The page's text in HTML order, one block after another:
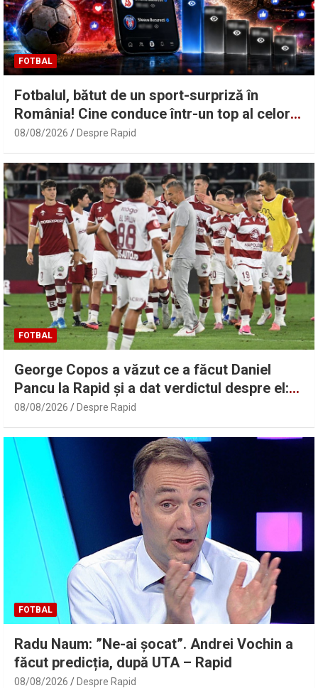
FOTBAL
Fotbalul, bătut de un sport-surpriză în
România! Cine conduce într-un top al celor
mai vizualizate reel-uri pe Facebook: FCSB,
la ani lumină de CSA Steaua
08/08/2026 Despre Rapid
FOTBAL
George Copos a văzut ce a făcut Daniel
Pancu la Rapid și a dat verdictul despre el:
„Atât!”
08/08/2026 Despre Rapid
FOTBAL
Radu Naum: ”Ne-ai șocat”. Andrei Vochin a
făcut predicția, după UTA – Rapid
08/08/2026 Despre Rapid